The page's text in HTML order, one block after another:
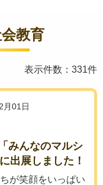
教育
表示件数：331件
月01日
みんなのマルシ
出展しました！
が笑顔をいっぱい